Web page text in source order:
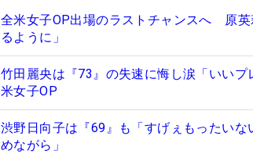
全米女子OP出場のラストチャンスへ 原英
るように」
竹田麗央は『73』の失速に悔し涙「いい
米女子OP
渋野日向子は『69』も「すげぇもったい
めながら」